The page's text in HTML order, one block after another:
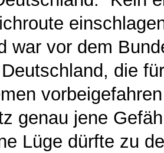
war vor dem
die
genau jene
Lüge dürfte zu